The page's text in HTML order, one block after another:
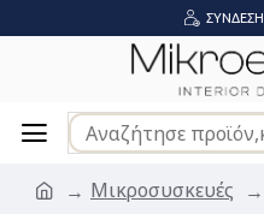
ΣΎΝΔΕΣΗ
Μικροσυσκευές